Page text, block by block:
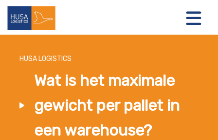
LOGISTIEKE OPLOSSINGEN
OVER ONS
HUSA LOGISTICS
Wat is het maximale
gewicht per pallet in
een warehouse?